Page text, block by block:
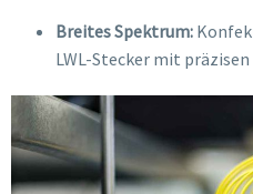
Breites Spektrum:
LWL-Stecker mit